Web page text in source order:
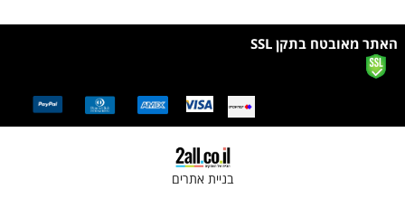
האתר מאובטח בתקן SSL
בניית אתרים